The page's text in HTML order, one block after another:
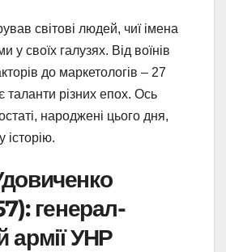
світові людей, чиї імена
у своїх галузях. Від воїнів
до маркетологів – 27
таланти різних епох. Ось
народжені цього дня,
історію.
генерал-
армії УНР